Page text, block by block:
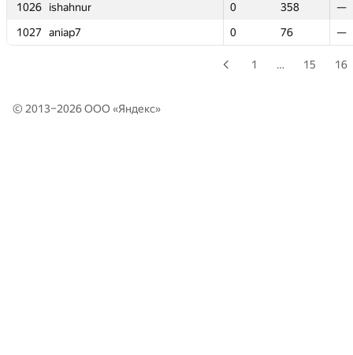
1026
ishahnur 0 358
—
1027
aniap7 0 76 —
1026
ishahnur 0 358
—
1027
aniap7 0 76 —
1 … 15 16
© 2013–2026 ООО «Яндекс»